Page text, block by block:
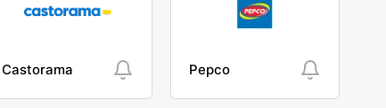
Castorama Pepco